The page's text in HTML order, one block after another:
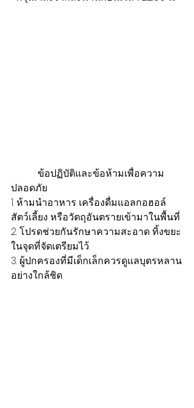
ปลอดภัย
1. ห้ามนำอาหาร เครื่องดื่มแอลกอฮอล์
สัตว์เลี้ยง หรือวัตถุอันตรายเข้ามาในพื้นที่
2. โปรดช่วยกันรักษาความสะอาด ทิ้งขยะ
ในจุดที่จัดเตรียมไว้
3. ผู้ปกครองที่มีเด็กเล็กควรดูแลบุตรหลาน
อย่างใกล้ชิด